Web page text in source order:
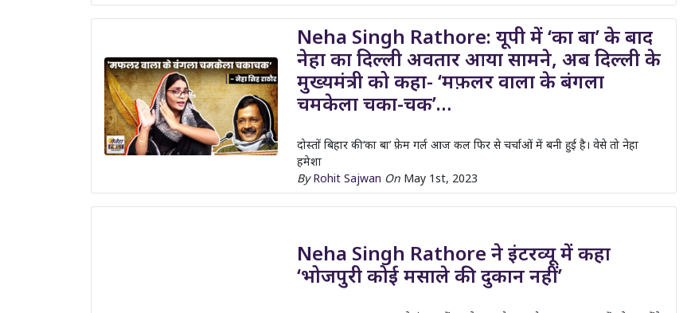
Neha Singh Rathore: यूपी में ‘का बा’ के बाद
नेहा का दिल्ली अवतार आया सामने, अब दिल्ली के
मुख्यमंत्री को कहा- ‘मफ़लर वाला के बंगला
चमकेला चका-चक’…
दोस्तों बिहार की ‘का बा’ फ़ेम गर्ल आज कल फिर से चर्चाओं में बनी हुई है। वेसे तो नेहा
हमेशा
ByRohit Sajwan On May 1st, 2023
‘भोजपुरी कोई मसाले की दुकान नहीं’
Neha Singh Rathore ने इंटरव्यू में अपने आपको एक लोकगायक बताया हैं और उन्होंने